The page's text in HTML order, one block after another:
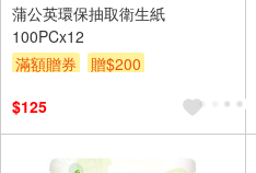
蒲公英環保抽取衛生紙
100PCx12
滿額贈券
贈$200
$125